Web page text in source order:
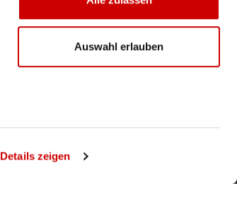
Details zeigen
Auswahl erlauben
Schweizer Post versendet. Ab
CHF ist der Versand
innerhalb der Schweiz